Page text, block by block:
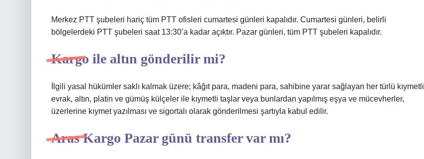
Merkez PTT şubeleri hariç tüm PTT ofisleri cumartesi günleri kapalıdır. Cumartesi günleri, belirli
bölgelerdeki PTT şubeleri saat 13:30’a kadar açıktır. Pazar günleri, tüm PTT şubeleri kapalıdır.
Kargo ile altın gönderilir mi?
İlgili yasal hükümler saklı kalmak üzere; kâğıt para, madeni para, sahibine yarar sağlayan her türlü kıymetli
evrak, altın, platin ve gümüş külçeler ile kıymetli taşlar veya bunlardan yapılmış eşya ve mücevherler,
üzerlerine kıymet yazılması ve sigortalı olarak gönderilmesi şartıyla kabul edilir.
Aras Kargo Pazar günü transfer var mı?